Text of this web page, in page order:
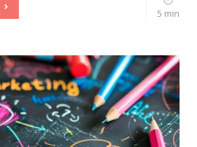
5 min